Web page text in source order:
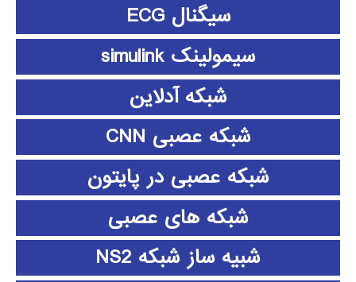
سیگنال ECG
سیمولینک simulink
شبکه آدلاین
شبکه عصبی CNN
شبکه عصبی در پایتون
شبکه های عصبی
شبیه ساز شبکه NS2